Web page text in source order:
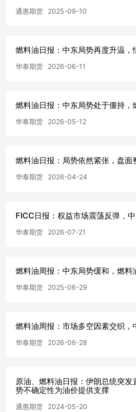
料油FU期货总成交持仓量单位：
吨
低硫燃料油LU期货指数收盘价单
吨
吨
手
料来源：同花顺，钢联，华泰期
货研究院 资料来源：同花顺，
源：同花顺，钢联，华泰期货研
资料来源：同花顺，华泰期货研
本公司对该等信息的准确性及完
载意见、评估及预测不一致的研
点、结论和建议仅供参考，投资
者依据或者使用本报告所造成的
本报告版权仅为本公司所有。未
权力。所有本报告中使用的商
标记。 华泰期货有限公司版权
大道1号之一2101-2106单元丨邮
通惠期货 2025-09-10
燃料油日报：中东局势再度升温，
华泰期货 2026-06-11
燃料油日报：中东局势处于僵持，
华泰期货 2026-05-12
燃料油日报：局势依然紧张，盘面
华泰期货 2026-04-24
FICC日报：权益市场震荡反弹，
华泰期货 2026-07-21
燃料油周报：中东局势缓和，燃料
华泰期货 2025-06-29
燃料油周报：市场多空因素交织，
华泰期货 2026-06-28
原油、燃料油日报：伊朗总统突发
势不确定性为油价提供支撑
通惠期货 2024-05-20